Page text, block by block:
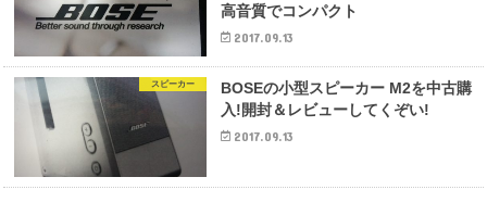
高音質でコンパクト
2017.09.13
スピーカー
BOSEの小型スピーカー M2を中古購
入!開封＆レビューしてくぞい!
2017.09.13